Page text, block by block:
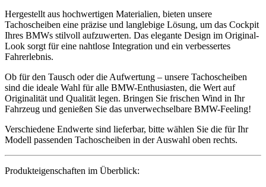
Hergestellt aus hochwertigen Materialien, bieten unsere
Tachoscheiben eine präzise und langlebige Lösung, um das Cockpit
Ihres BMWs stilvoll aufzuwerten. Das elegante Design im Original-
Look sorgt für eine nahtlose Integration und ein verbessertes
Fahrerlebnis.
Ob für den Tausch oder die Aufwertung – unsere Tachoscheiben
sind die ideale Wahl für alle BMW-Enthusiasten, die Wert auf
Originalität und Qualität legen. Bringen Sie frischen Wind in Ihr
Fahrzeug und genießen Sie das unverwechselbare BMW-Feeling!
Verschiedene Endwerte sind lieferbar, bitte wählen Sie die für Ihr
Modell passenden Tachoscheiben in der Auswahl oben rechts.
Produkteigenschaften im Überblick: